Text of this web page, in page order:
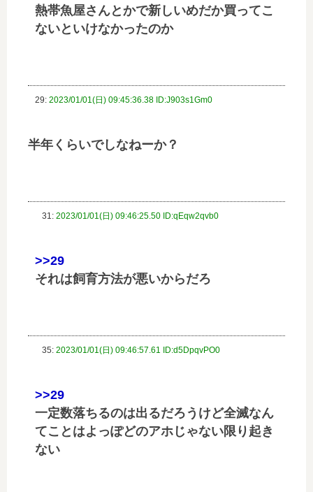
熱帯魚屋さんとかで新しいめだか買ってこ
ないといけなかったのか
29: 2023/01/01(日) 09:45:36.38 ID:J903s1Gm0
半年くらいでしなねーか？
31: 2023/01/01(日) 09:46:25.50 ID:qEqw2qvb0
>>29
それは飼育方法が悪いからだろ
35: 2023/01/01(日) 09:46:57.61 ID:d5DpqvPO0
>>29
一定数落ちるのは出るだろうけど全滅なん
てことはよっぽどのアホじゃない限り起き
ない